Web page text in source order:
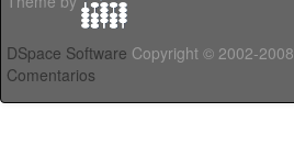
DSpace Software Copyright © 2002-2008
Comentarios